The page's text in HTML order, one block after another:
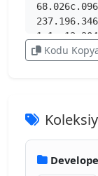
37
12.6 0 0 0
1.279.008 0
Kodu